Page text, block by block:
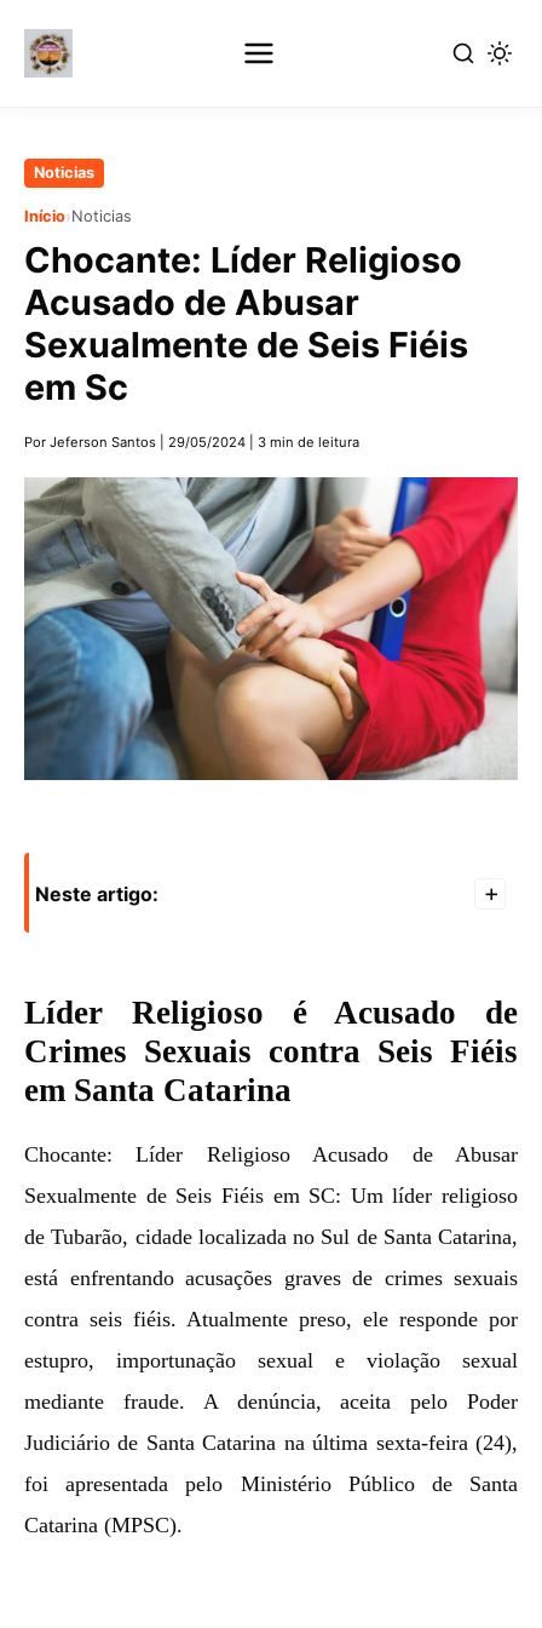
Pular
conteúdo
principal
Noticias
Início›Noticias
Chocante: Líder Religioso
Acusado de Abusar
Sexualmente de Seis Fiéis
em Sc
Por Jeferson Santos 29/05/2024 3 min de leitura
Neste artigo: +
Líder Religioso é Acusado de
Crimes Sexuais contra Seis Fiéis
em Santa Catarina
Chocante: Líder Religioso Acusado de Abusar
Sexualmente de Seis Fiéis em SC: Um líder religioso
de Tubarão, cidade localizada no Sul de Santa Catarina,
está enfrentando acusações graves de crimes sexuais
contra seis fiéis. Atualmente preso, ele responde por
estupro, importunação sexual e violação sexual
mediante fraude. A denúncia, aceita pelo Poder
Judiciário de Santa Catarina na última sexta-feira (24),
foi apresentada pelo Ministério Público de Santa
Catarina (MPSC).